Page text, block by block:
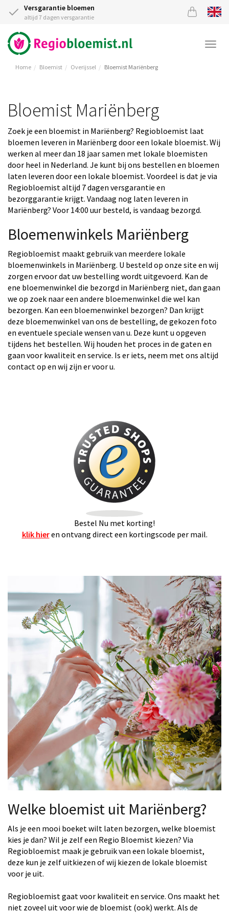
Versgarantie bloemen
altijd 7 dagen versgarantie
Home Bloemist Overijssel Bloemist Mariënberg
Bloemist Mariënberg
Zoek je een bloemist in Mariënberg? Regiobloemist laat
bloemen leveren in Mariënberg door een lokale bloemist. Wij
werken al meer dan 18 jaar samen met lokale bloemisten
door heel in Nederland. Je kunt bij ons bestellen en bloemen
laten leveren door een lokale bloemist. Voordeel is dat je via
Regiobloemist altijd 7 dagen versgarantie en
bezorggarantie krijgt. Vandaag nog laten leveren in
Mariënberg? Voor 14:00 uur besteld, is vandaag bezorgd.
Bloemenwinkels Mariënberg
Regiobloemist maakt gebruik van meerdere lokale
bloemenwinkels in Mariënberg. U besteld op onze site en wij
zorgen ervoor dat uw bestelling wordt uitgevoerd. Kan de
ene bloemenwinkel die bezorgd in Mariënberg niet, dan gaan
we op zoek naar een andere bloemenwinkel die wel kan
bezorgen. Kan een bloemenwinkel bezorgen? Dan krijgt
deze bloemenwinkel van ons de bestelling, de gekozen foto
en eventuele speciale wensen van u. Deze kunt u opgeven
tijdens het bestellen. Wij houden het proces in de gaten en
gaan voor kwaliteit en service. Is er iets, neem met ons altijd
contact op en wij zijn er voor u.
Bestel Nu met korting!
klik hieren ontvang direct een kortingscode per mail.
Welke bloemist uit Mariënberg?
Als je een mooi boeket wilt laten bezorgen, welke bloemist
kies je dan? Wil je zelf een Regio Bloemist kiezen? Via
Regiobloemist maak je gebruik van een lokale bloemist,
deze kun je zelf uitkiezen of wij kiezen de lokale bloemist
voor je uit.
Regiobloemist gaat voor kwaliteit en service. Ons maakt het
niet zoveel uit voor wie de bloemist (ook) werkt. Als de